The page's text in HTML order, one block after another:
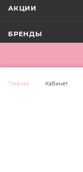
АКЦИИ
БРЕНДЫ
ИНФОРМАЦИЯ
Главная Кабинет